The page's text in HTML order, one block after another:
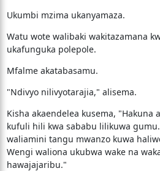
Ukumbi mzima ukanyamaza.
Watu wote walibaki wakitazamana
ukafunguka polepole.
Mfalme akatabasamu.
"Ndivyo nilivyotarajia," alisema.
Kisha akaendelea kusema, "Hakuna
kufuli hili kwa sababu lilikuwa
waliamini tangu mwanzo kuwa
Wengi waliona ukubwa wake na
hawajajaribu."